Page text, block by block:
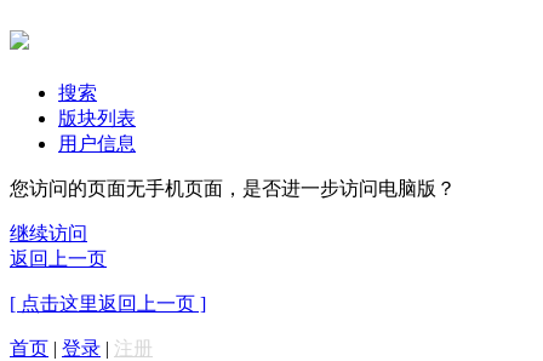
搜索
版块列表
用户信息
您访问的页面无手机页面，是否进一步访问电脑版？
继续访问
返回上一页
[ 点击这里返回上一页 ]
首页 | 登录 | 注册